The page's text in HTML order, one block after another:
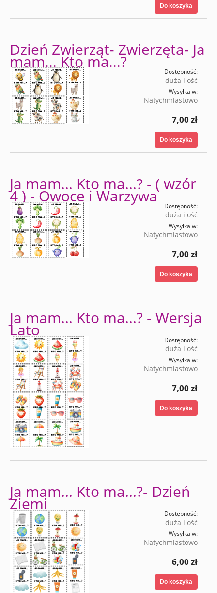
Do koszyka
Dzień Zwierząt- Zwierzęta- Ja
mam... Kto ma...?
Dostępność:
duża ilość
Wysyłka w:
Natychmiastowo
7,00 zł
Do koszyka
Ja mam... Kto ma...? - ( wzór
4 ) - Owoce i Warzywa
Dostępność:
duża ilość
Wysyłka w:
Natychmiastowo
7,00 zł
Do koszyka
Ja mam... Kto ma...? - Wersja
Lato
Dostępność:
duża ilość
Wysyłka w:
Natychmiastowo
7,00 zł
Do koszyka
Ja mam... Kto ma...?- Dzień
Ziemi
Dostępność:
duża ilość
Wysyłka w:
Natychmiastowo
6,00 zł
Do koszyka